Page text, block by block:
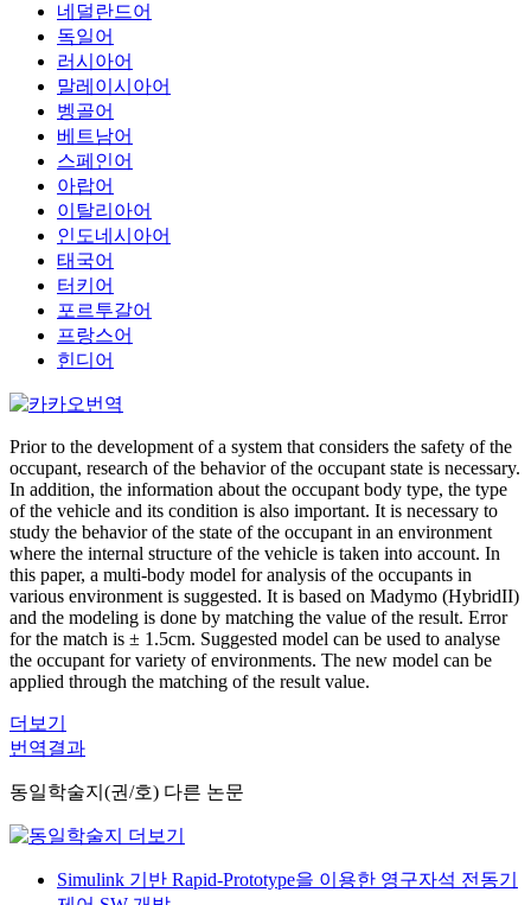
네덜란드어
독일어
러시아어
말레이시아어
벵골어
베트남어
스페인어
아랍어
이탈리아어
인도네시아어
태국어
터키어
포르투갈어
프랑스어
힌디어
Prior to the development of a system that considers the safety of the
occupant, research of the behavior of the occupant state is necessary.
In addition, the information about the occupant body type, the type
of the vehicle and its condition is also important. It is necessary to
study the behavior of the state of the occupant in an environment
where the internal structure of the vehicle is taken into account. In
this paper, a multi-body model for analysis of the occupants in
various environment is suggested. It is based on Madymo (HybridII)
and the modeling is done by matching the value of the result. Error
for the match is ± 1.5cm. Suggested model can be used to analyse
the occupant for variety of environments. The new model can be
applied through the matching of the result value.
더보기
번역결과
동일학술지(권/호) 다른 논문
Simulink 기반 Rapid-Prototype을 이용한 영구자석 전동기